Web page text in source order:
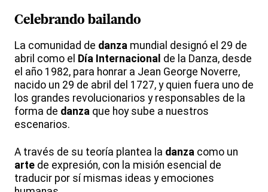
Celebrando bailando
La comunidad de danza mundial designó el 29 de
abril como el Día Internacional de la Danza, desde
el año 1982, para honrar a Jean George Noverre,
nacido un 29 de abril del 1727, y quien fuera uno de
los grandes revolucionarios y responsables de la
forma de danza que hoy sube a nuestros
escenarios.
A través de su teoría plantea la danza como un
arte de expresión, con la misión esencial de
traducir por sí mismas ideas y emociones